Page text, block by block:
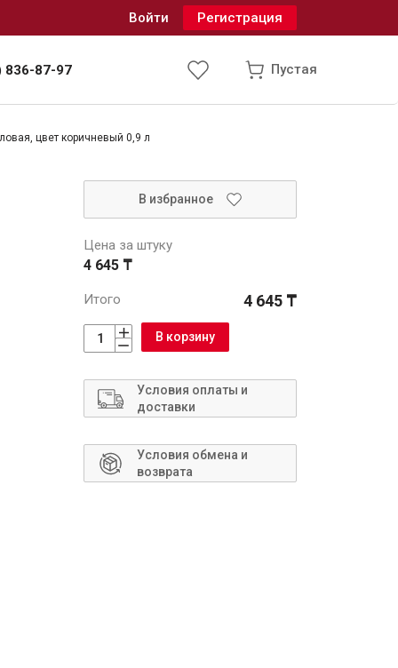
цвет коричневый 0,9 л
В избранное
Цена за штуку
4 645 ₸
Итого 4 645 ₸
В корзину
Условия оплаты и
доставки
Условия обмена и
возврата
Войти Регистрация
836-87-97 Пустая
и водоотведение
Сантехника